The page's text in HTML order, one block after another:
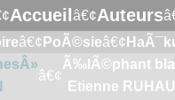
Accueil â€¢Auteurs
â€¢ PoÃ©sieâ€¢
â€¢
Ã‰lÃ©phant
Etienne